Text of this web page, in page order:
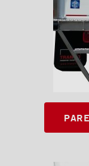
Pare-chocs
en acier
Pare-chocs
en aluminium
avec